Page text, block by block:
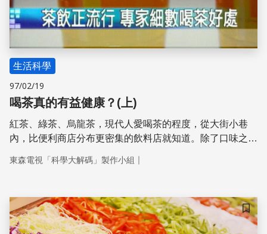
生活科學
97/02/19
喝茶真的有益健康？(上)
紅茶、綠茶、烏龍茶，現代人愛喝茶的程度，從大街小巷
內，比便利商店分布更密集的飲料店就知道。除了口味之
酚，雖然構造和功能有些微差異，但保健功效是不爭的事
奶、加調味料，都可能影響茶多酚的運作，不見得健康哦。
東森電視「科學大解碼」製作小組 ｜
儲存